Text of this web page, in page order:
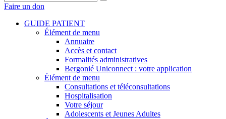
Faire un don
GUIDE PATIENT
Élément de menu
Annuaire
Accès et contact
Formalités administratives
Bergonié Uniconnect : votre application
Élément de menu
Consultations et téléconsultations
Hospitalisation
Votre séjour
Adolescents et Jeunes Adultes